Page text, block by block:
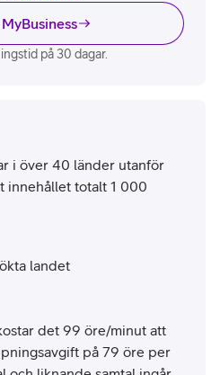
på 30 dagar.
i över 40 länder utanför
innehållet totalt 1 000
landet
det 99 öre/minut att
på 79 öre per